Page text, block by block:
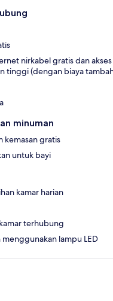
nirkabel gratis dan
tinggi (dengan biaya
minuman
kemasan gratis
untuk bayi
kamar harian
terhubung
menggunakan lampu LED